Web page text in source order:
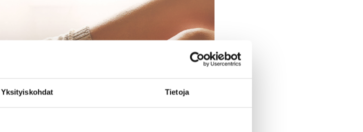
Yksityiskohdat Tietoja